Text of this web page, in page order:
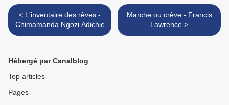
< L'inventaire des rêves -
Chimamanda Ngozi Adichie
Marche ou crève - Francis
Lawrence >
Hébergé par Canalblog
Top articles
Pages